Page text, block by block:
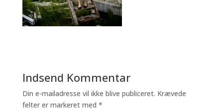
Indsend Kommentar
Din e-mailadresse vil ikke blive publiceret. Krævede
felter er markeret med *